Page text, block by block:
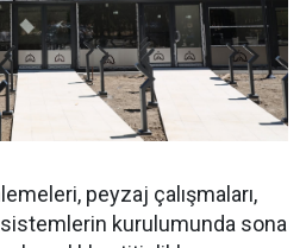
peyzaj çalışmaları,
kurulumunda sona